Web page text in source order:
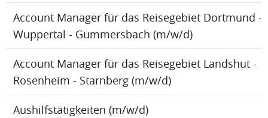
Account Manager für das Reisegebiet Dortmund -
Wuppertal - Gummersbach (m/w/d)
Account Manager für das Reisegebiet Landshut -
Rosenheim - Starnberg (m/w/d)
Aushilfstätigkeiten (m/w/d)